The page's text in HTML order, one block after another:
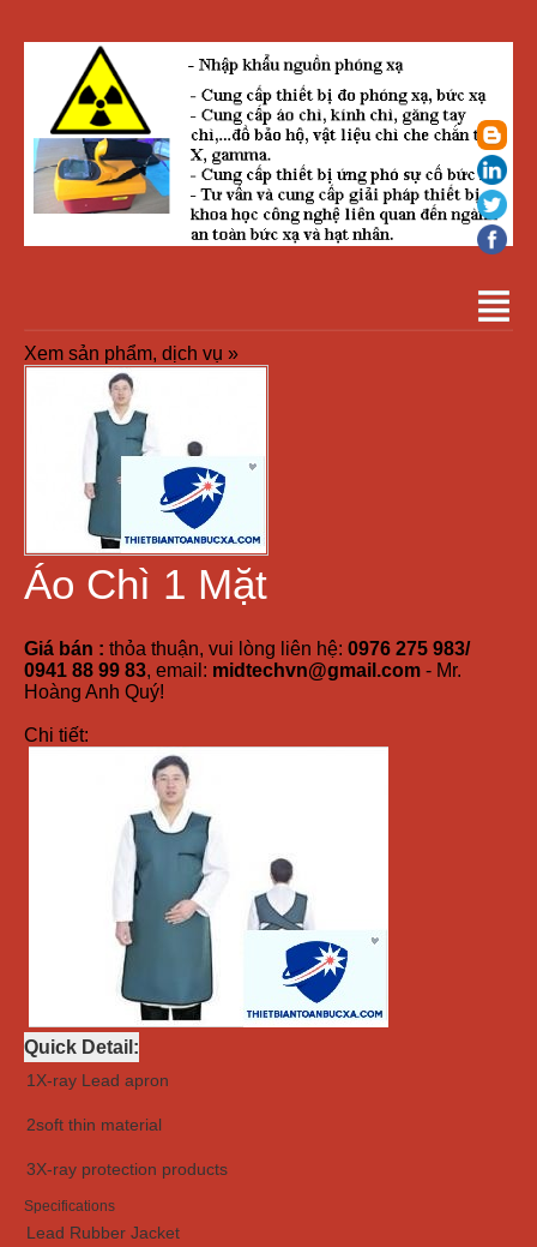
Xem sản phẩm, dịch vụ »
Áo Chì 1 Mặt
Giá bán : thỏa thuận, vui lòng liên hệ: 0976 275 983/
0941 88 99 83, email: midtechvn@gmail.com - Mr.
Hoàng Anh Quý!
Chi tiết:
Quick Detail:
1X-ray Lead apron
2soft thin material
3X-ray protection products
Specifications
Lead Rubber Jacket